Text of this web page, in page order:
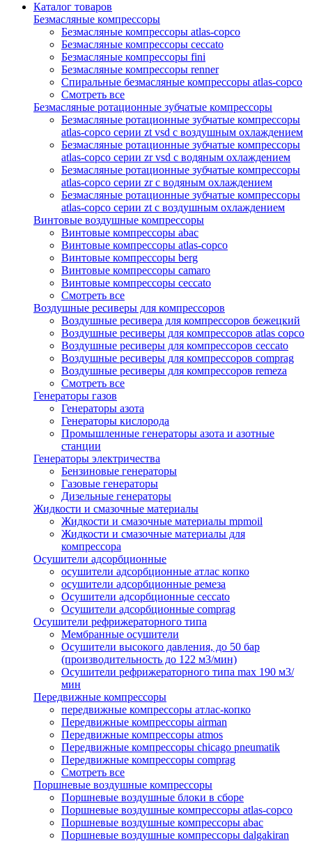
Каталог товаров
Безмасляные компрессоры
Безмасляные компрессоры atlas-copco
Безмасляные компрессоры ceccato
Безмасляные компрессоры fini
Безмасляные компрессоры renner
Спиральные безмасляные компрессоры atlas-copco
Смотреть все
Безмасляные ротационные зубчатые компрессоры
Безмасляные ротационные зубчатые компрессоры
atlas-copco серии zt vsd с воздушным охлаждением
Безмасляные ротационные зубчатые компрессоры
atlas-copco серии zr vsd с водяным охлаждением
Безмасляные ротационные зубчатые компрессоры
atlas-copco серии zr с водяным охлаждением
Безмасляные ротационные зубчатые компрессоры
atlas-copco серии zt с воздушным охлаждением
Винтовые воздушные компрессоры
Винтовые компрессоры abac
Винтовые компрессоры atlas-copco
Винтовые компрессоры berg
Винтовые компрессоры camaro
Винтовые компрессоры ceccato
Смотреть все
Воздушные ресиверы для компрессоров
Воздушные ресивера для компрессоров бежецкий
Воздушные ресиверы для компрессоров atlas copco
Воздушные ресиверы для компрессоров ceccato
Воздушные ресиверы для компрессоров comprag
Воздушные ресиверы для компрессоров remeza
Смотреть все
Генераторы газов
Генераторы азота
Генераторы кислорода
Промышленные генераторы азота и азотные
станции
Генераторы электричества
Бензиновые генераторы
Газовые генераторы
Дизельные генераторы
Жидкости и смазочные материалы
Жидкости и смазочные материалы mpmoil
Жидкости и смазочные материалы для
компрессора
Осушители адсорбционные
осушители адсорбционные атлас копко
осушители адсорбционные ремеза
Осушители адсорбционные ceccato
Осушители адсорбционные comprag
Осушители рефрижераторного типа
Мембранные осушители
Осушители высокого давления, до 50 бар
(производительность до 122 м3/мин)
Осушители рефрижераторного типа max 190 м3/
мин
Передвижные компрессоры
передвижные компрессоры атлас-копко
Передвижные компрессоры airman
Передвижные компрессоры atmos
Передвижные компрессоры chicago pneumatik
Передвижные компрессоры comprag
Смотреть все
Поршневые воздушные компрессоры
Поршневые воздушные блоки в сборе
Поршневые воздушные компрессоры atlas-copco
Поршневые воздушные компрессоры abac
Поршневые воздушные компрессоры dalgakiran